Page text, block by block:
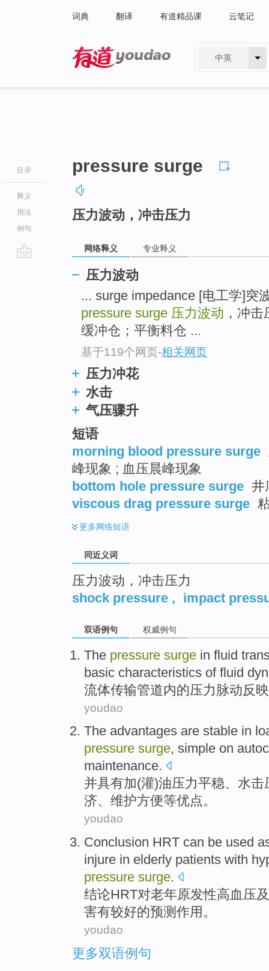
词典 翻译 有道精品课 云笔记
中英
目录
释义
用法
例句
pressure surge
压力波动，冲击压力
网络释义 专业释义
压力波动
... surge impedance [电工学]突
pressure surge 压力波动 ，冲
缓冲仓；平衡料仓 ...
基于119个网页-相关网页
压力冲花
水击
气压骤升
短语
morning blood pressure surge
峰现象 ; 血压晨峰现象
bottom hole pressure surge 井
viscous drag pressure surge
更多网络短语
同近义词
压力波动，冲击压力
shock pressure , impact
双语例句 权威例句
The pressure surge in fluid
basic characteristics of fluid
流体传输管道内的压力 脉动反映
youdao
The advantages are stable in
pressure surge, simple on
maintenance.
并具有加(灌)油压力平稳、水击
济、 维护方便等优点。
youdao
Conclusion HRT can be used
injure in elderly patients with
pressure surge.
结论HRT对老年原发性高血压
害有较好的预测作用。
youdao
更多双语例句